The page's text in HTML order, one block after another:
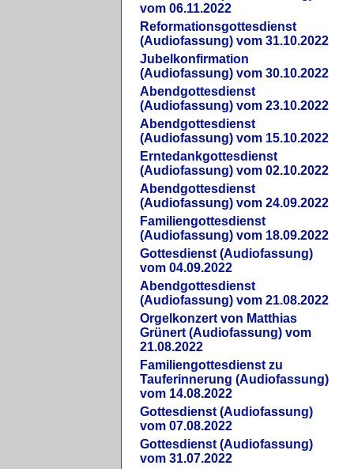
vom 06.11.2022
Reformationsgottesdienst
(Audiofassung) vom 31.10.2022
Jubelkonfirmation
(Audiofassung) vom 30.10.2022
Abendgottesdienst
(Audiofassung) vom 23.10.2022
Abendgottesdienst
(Audiofassung) vom 15.10.2022
Erntedankgottesdienst
(Audiofassung) vom 02.10.2022
Abendgottesdienst
(Audiofassung) vom 24.09.2022
Familiengottesdienst
(Audiofassung) vom 18.09.2022
Gottesdienst (Audiofassung)
vom 04.09.2022
Abendgottesdienst
(Audiofassung) vom 21.08.2022
Orgelkonzert von Matthias
Grünert (Audiofassung) vom
21.08.2022
Familiengottesdienst zu
Tauferinnerung (Audiofassung)
vom 14.08.2022
Gottesdienst (Audiofassung)
vom 07.08.2022
Gottesdienst (Audiofassung)
vom 31.07.2022